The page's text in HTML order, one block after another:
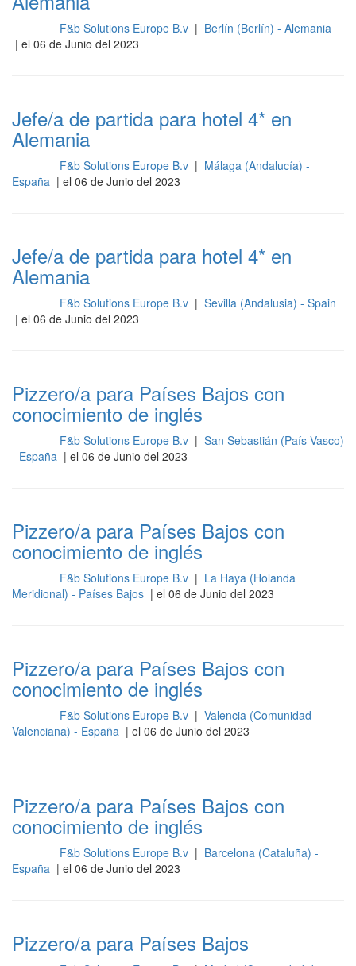
F&b Solutions Europe B.v | Berlín (Berlín) - Alemania
| el 06 de Junio del 2023
Jefe/a de partida para hotel 4* en
Alemania
F&b Solutions Europe B.v | Málaga (Andalucía) -
España | el 06 de Junio del 2023
Jefe/a de partida para hotel 4* en
Alemania
F&b Solutions Europe B.v | Sevilla (Andalusia) - Spain
| el 06 de Junio del 2023
Pizzero/a para Países Bajos con
conocimiento de inglés
F&b Solutions Europe B.v | San Sebastián (País Vasco)
- España | el 06 de Junio del 2023
Pizzero/a para Países Bajos con
conocimiento de inglés
F&b Solutions Europe B.v | La Haya (Holanda
Meridional) - Países Bajos | el 06 de Junio del 2023
Pizzero/a para Países Bajos con
conocimiento de inglés
F&b Solutions Europe B.v | Valencia (Comunidad
Valenciana) - España | el 06 de Junio del 2023
Pizzero/a para Países Bajos con
conocimiento de inglés
F&b Solutions Europe B.v | Barcelona (Cataluña) -
España | el 06 de Junio del 2023
Pizzero/a para Países Bajos